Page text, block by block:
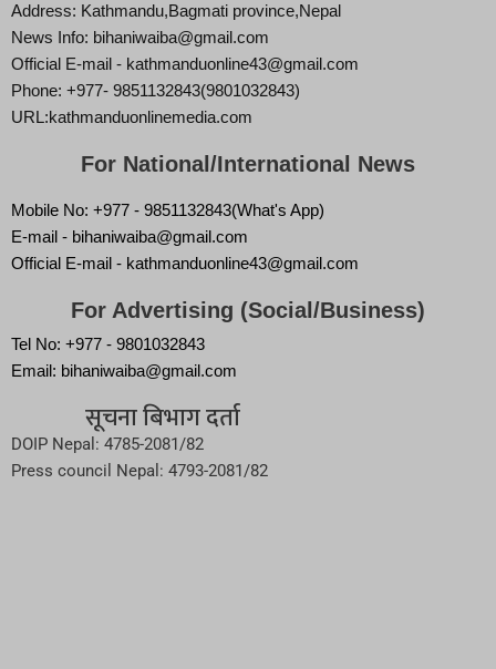
Address: Kathmandu,Bagmati province,Nepal
News Info: bihaniwaiba@gmail.com
Official E-mail - kathmanduonline43@gmail.com
Phone: +977- 9851132843(9801032843)
URL:kathmanduonlinemedia.com
For National/International News
Mobile No: +977 - 9851132843(What's App)
E-mail - bihaniwaiba@gmail.com
Official E-mail - kathmanduonline43@gmail.com
For Advertising (Social/Business)
Tel No: +977 - 9801032843
Email: bihaniwaiba@gmail.com
सूचना बिभाग दर्ता
DOIP Nepal: 4785-2081/82
Press council Nepal: 4793-2081/82